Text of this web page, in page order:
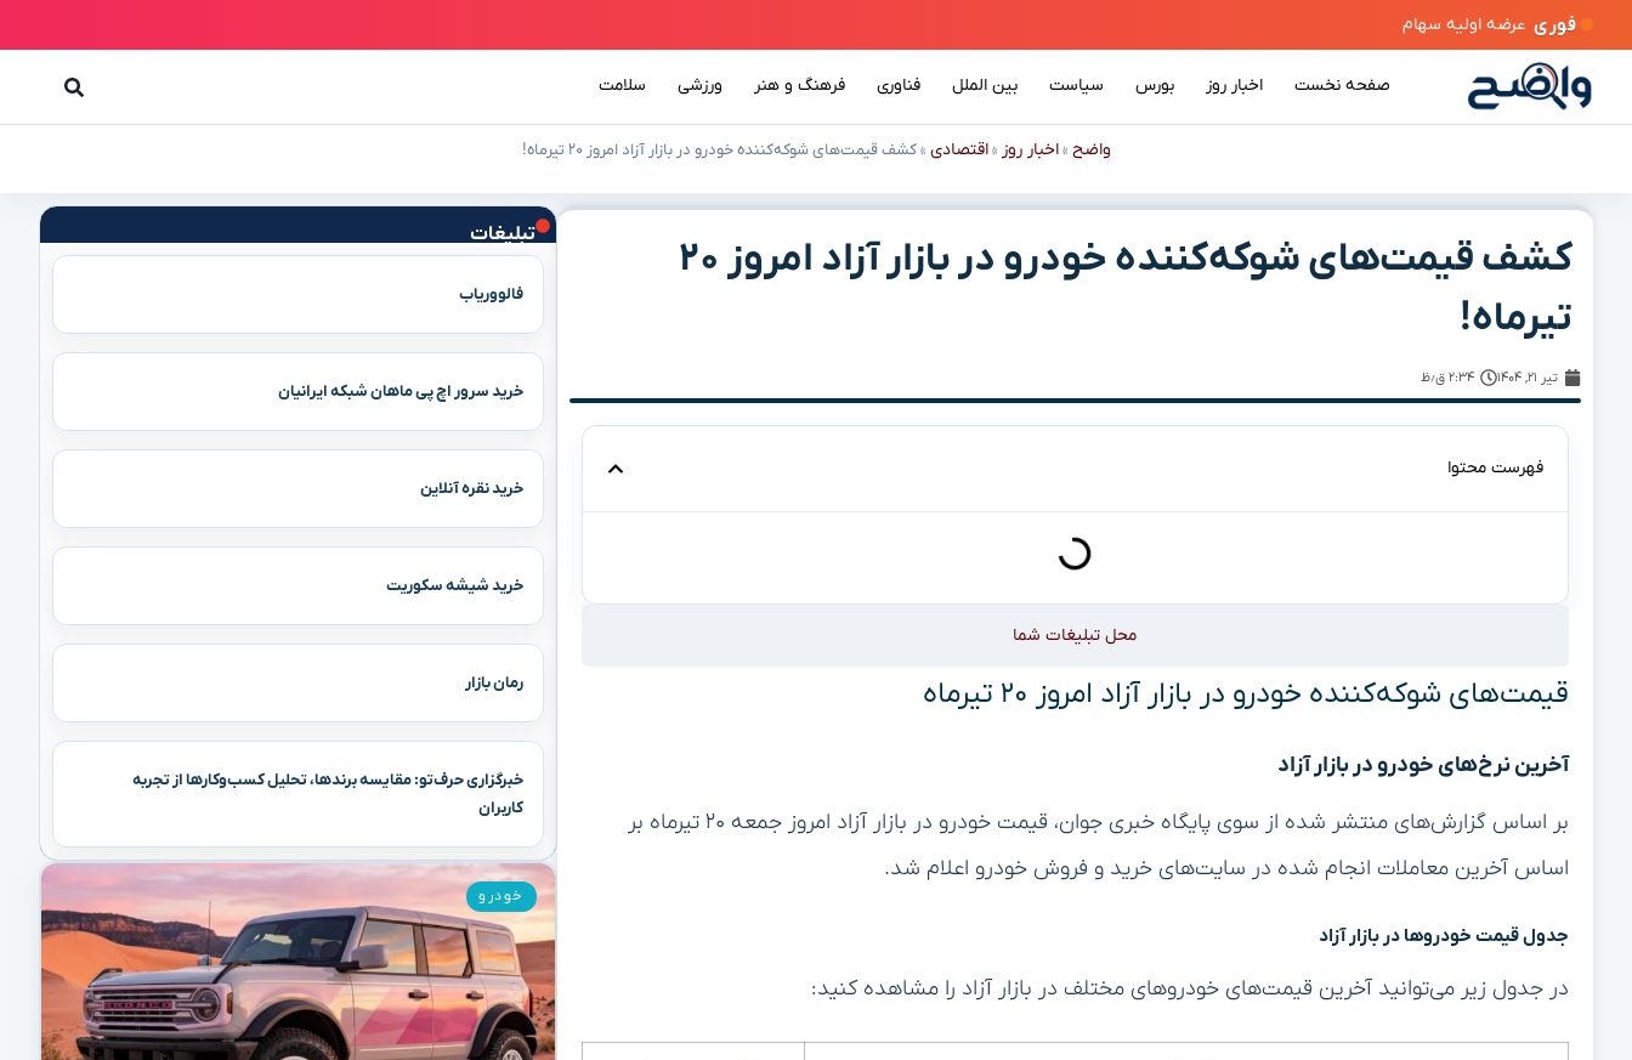
فوری
صفحه نخست اخبار روز بورس سیاست بین الملل فناوری فرهنگ و هنر ورزشی سلامت
واضح »اخبار روز »اقتصادی »کشف قیمت‌های شوکه‌کننده خودرو در بازار آزاد امروز ۲۰ تیرماه!
تبلیغات
فالووریاب
خرید سرور اچ پی ماهان شبکه ایرانیان
خرید نقره آنلاین
خرید شیشه سکوریت
رمان بازار
خبرگزاری حرف‌تو: مقایسه برندها، تحلیل کسب‌وکارها از تجربه
کاربران
خودرو
کشف قیمت‌های شوکه‌کننده خودرو در بازار آزاد امروز ۲۰
تیرماه!
تیر ۲۱, ۱۴۰۴ ۲:۳۴ ق٫ظ
فهرست محتوا
محل تبلیغات شما
قیمت‌های شوکه‌کننده خودرو در بازار آزاد امروز ۲۰ تیرماه
آخرین نرخ‌های خودرو در بازار آزاد
بر اساس گزارش‌های منتشر شده از سوی پایگاه خبری جوان، قیمت خودرو در بازار آزاد امروز جمعه ۲۰ تیرماه بر
اساس آخرین معاملات انجام شده در سایت‌های خرید و فروش خودرو اعلام شد.
جدول قیمت خودروها در بازار آزاد
در جدول زیر می‌توانید آخرین قیمت‌های خودروهای مختلف در بازار آزاد را مشاهده کنید: